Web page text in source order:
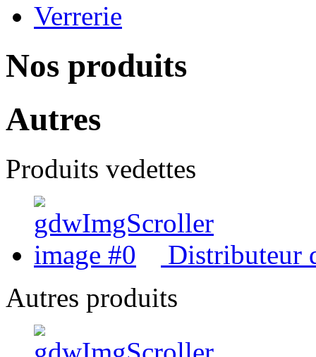
Verrerie
Nos produits
Autres
Produits vedettes
Distributeur
Autres produits